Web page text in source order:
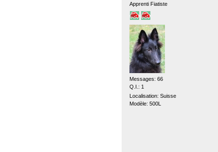
Apprenti Fiatiste
Messages: 66
Q.I.: 1
Localisation: Suisse
Modèle: 500L